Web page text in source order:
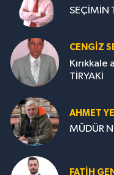
SEÇİMİN
CENGİZ
Kırıkkale
TİRYAKİ
AHMET
MÜDÜR
FATIH